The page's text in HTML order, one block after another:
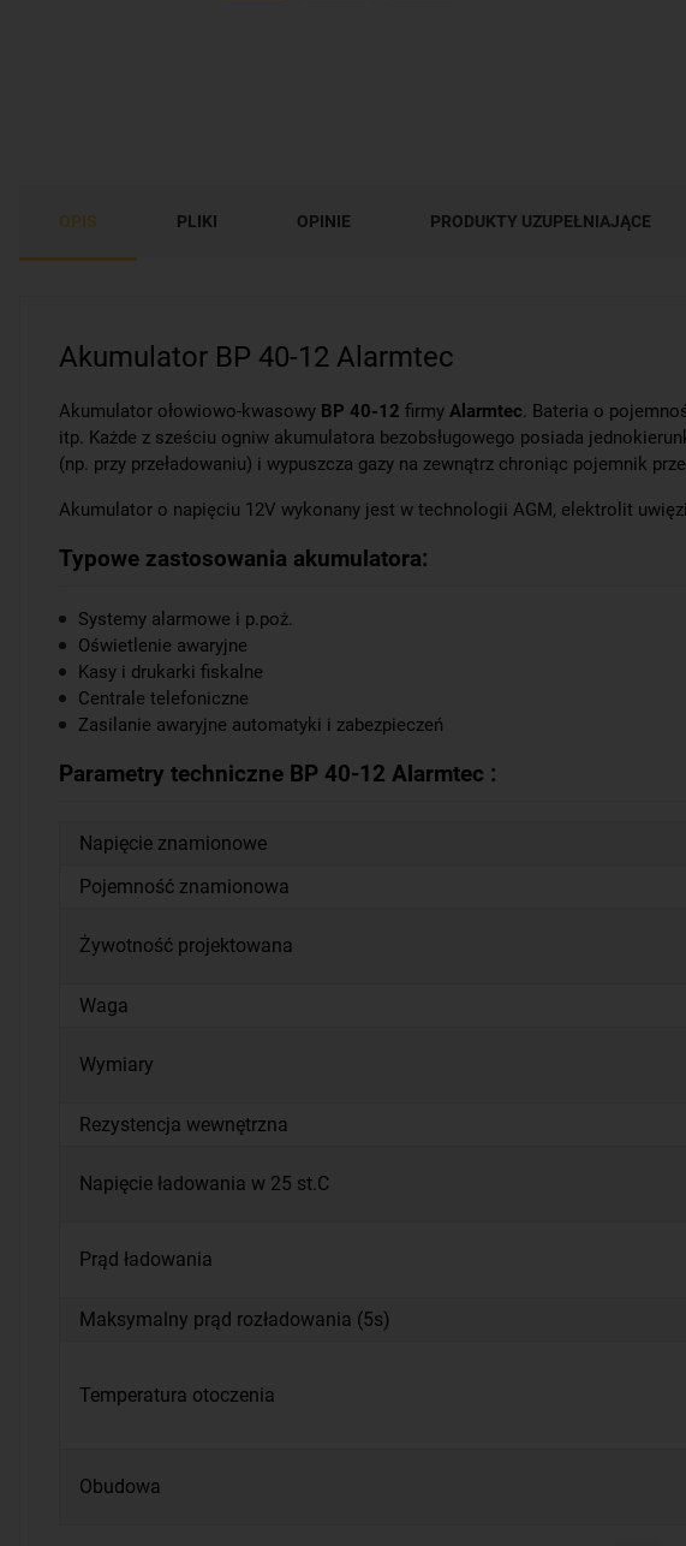
OPIS PLIKI OPINIE PRODUKTY UZUPEŁNIAJĄCE
Akumulator BP 40-12 Alarmtec
Akumulator ołowiowo-kwasowy BP 40-12 firmy Alarmtec. Bateria o
itp. Każde z sześciu ogniw akumulatora bezobsługowego posiada
(np. przy przeładowaniu) i wypuszcza gazy na zewnątrz chroniąc pojemnik
Akumulator o napięciu 12V wykonany jest w technologii AGM, elektrolit
Typowe zastosowania akumulatora:
Systemy alarmowe i p.poż.
Oświetlenie awaryjne
Kasy i drukarki fiskalne
Centrale telefoniczne
Zasilanie awaryjne automatyki i zabezpieczeń
Parametry techniczne BP 40-12 Alarmtec :
Napięcie znamionowe
Pojemność znamionowa
Żywotność projektowana
Waga
Wymiary
Rezystencja wewnętrzna
Napięcie ładowania w 25 st.C
Prąd ładowania
Maksymalny prąd rozładowania (5s)
Temperatura otoczenia
Obudowa